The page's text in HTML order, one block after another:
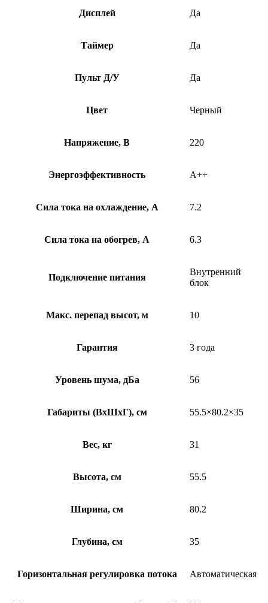
Дисплей Да
Таймер Да
Пульт Д/У Да
Цвет Черный
Напряжение, В 220
Энергоэффективность A++
Сила тока на охлаждение, А 7.2
Сила тока на обогрев, А 6.3
Подключение питания
Внутренний
блок
Макс. перепад высот, м 10
Гарантия 3 года
Уровень шума, дБа 56
Габариты (ВхШхГ), см 55.5×80.2×35
Вес, кг 31
Высота, см 55.5
Ширина, см 80.2
Глубина, см 35
Горизонтальная регулировка потока Автоматическая